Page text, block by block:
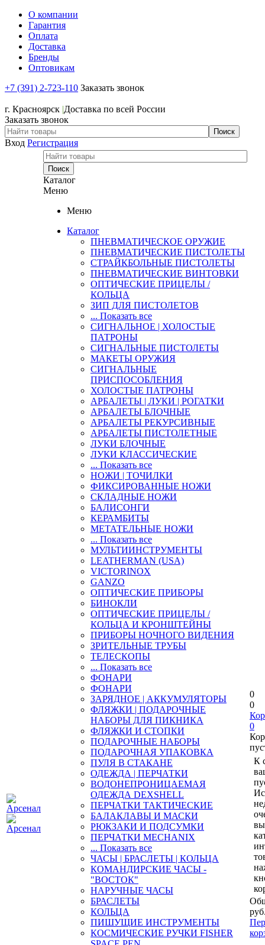
О компании
Гарантия
Оплата
Доставка
Бренды
Оптовикам
+7 (391) 2-723-110 Заказать звонок
г. Красноярск |Доставка по всей России
Заказать звонок
Вход Регистрация
Каталог
Меню
Меню
Каталог
ПНЕВМАТИЧЕСКОЕ ОРУЖИЕ
ПНЕВМАТИЧЕСКИЕ ПИСТОЛЕТЫ
СТРАЙКБОЛЬНЫЕ ПИСТОЛЕТЫ
ПНЕВМАТИЧЕСКИЕ ВИНТОВКИ
ОПТИЧЕСКИЕ ПРИЦЕЛЫ /
КОЛЬЦА
ЗИП ДЛЯ ПИСТОЛЕТОВ
... Показать все
СИГНАЛЬНОЕ | ХОЛОСТЫЕ
ПАТРОНЫ
СИГНАЛЬНЫЕ ПИСТОЛЕТЫ
МАКЕТЫ ОРУЖИЯ
СИГНАЛЬНЫЕ
ПРИСПОСОБЛЕНИЯ
ХОЛОСТЫЕ ПАТРОНЫ
АРБАЛЕТЫ | ЛУКИ | РОГАТКИ
АРБАЛЕТЫ БЛОЧНЫЕ
АРБАЛЕТЫ РЕКУРСИВНЫЕ
АРБАЛЕТЫ ПИСТОЛЕТНЫЕ
ЛУКИ БЛОЧНЫЕ
ЛУКИ КЛАССИЧЕСКИЕ
... Показать все
НОЖИ | ТОЧИЛКИ
ФИКСИРОВАННЫЕ НОЖИ
СКЛАДНЫЕ НОЖИ
БАЛИСОНГИ
КЕРАМБИТЫ
МЕТАТЕЛЬНЫЕ НОЖИ
... Показать все
МУЛЬТИИНСТРУМЕНТЫ
LEATHERMAN (USA)
VICTORINOX
GANZO
ОПТИЧЕСКИЕ ПРИБОРЫ
БИНОКЛИ
ОПТИЧЕСКИЕ ПРИЦЕЛЫ /
КОЛЬЦА И КРОНШТЕЙНЫ
ПРИБОРЫ НОЧНОГО ВИДЕНИЯ
ЗРИТЕЛЬНЫЕ ТРУБЫ
ТЕЛЕСКОПЫ
... Показать все
ФОНАРИ
ФОНАРИ
ЗАРЯДНОЕ | АККУМУЛЯТОРЫ
ФЛЯЖКИ | ПОДАРОЧНЫЕ
НАБОРЫ ДЛЯ ПИКНИКА
ФЛЯЖКИ И СТОПКИ
ПОДАРОЧНЫЕ НАБОРЫ
ПОДАРОЧНАЯ УПАКОВКА
ПУЛЯ В СТАКАНЕ
ОДЕЖДА | ПЕРЧАТКИ
ВОДОНЕПРОНИЦАЕМАЯ
ОДЕЖДА DEXSHELL
ПЕРЧАТКИ ТАКТИЧЕСКИЕ
БАЛАКЛАВЫ И МАСКИ
РЮКЗАКИ И ПОДСУМКИ
ПЕРЧАТКИ MECHANIX
... Показать все
ЧАСЫ | БРАСЛЕТЫ | КОЛЬЦА
КОМАНДИРСКИЕ ЧАСЫ -
"ВОСТОК"
НАРУЧНЫЕ ЧАСЫ
БРАСЛЕТЫ
КОЛЬЦА
ПИШУЩИЕ ИНСТРУМЕНТЫ
КОСМИЧЕСКИЕ РУЧКИ FISHER
0
0
0
К